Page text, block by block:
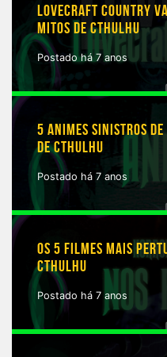
LOVECRAFT COUNTRY
MITOS DE CTHULHU
Postado há 7 anos
5 ANIMES SINISTROS
DE CTHULHU
Postado há 7 anos
OS 5 FILMES MAIS
CTHULHU
Postado há 7 anos